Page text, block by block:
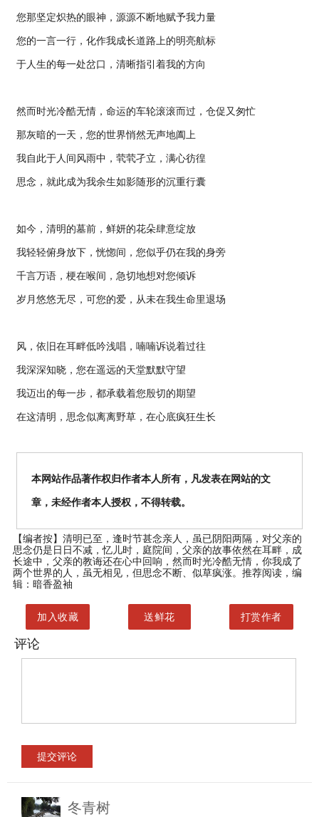
您那坚定炽热的眼神，源源不断地赋予我力量
您的一言一行，化作我成长道路上的明亮航标
于人生的每一处岔口，清晰指引着我的方向
然而时光冷酷无情，命运的车轮滚滚而过，仓促又匆忙
那灰暗的一天，您的世界悄然无声地阖上
我自此于人间风雨中，茕茕孑立，满心彷徨
思念，就此成为我余生如影随形的沉重行囊
如今，清明的墓前，鲜妍的花朵肆意绽放
我轻轻俯身放下，恍惚间，您似乎仍在我的身旁
千言万语，梗在喉间，急切地想对您倾诉
岁月悠悠无尽，可您的爱，从未在我生命里退场
风，依旧在耳畔低吟浅唱，喃喃诉说着过往
我深深知晓，您在遥远的天堂默默守望
我迈出的每一步，都承载着您殷切的期望
在这清明，思念似离离野草，在心底疯狂生长
本网站作品著作权归作者本人所有，凡发表在网站的文
章，未经作者本人授权，不得转载。
【编者按】 清明已至，逢时节甚念亲人，虽已阴阳两隔，对父亲的
思念仍是日日不减，忆儿时，庭院间，父亲的故事依然在耳畔，成
长途中，父亲的教诲还在心中回响，然而时光冷酷无情，你我成了
两个世界的人，虽无相见，但思念不断、似草疯涨。推荐阅读，编
辑：暗香盈袖
加入收藏 送鲜花 打赏作者
评论
冬青树